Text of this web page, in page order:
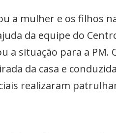
a mulher e os filhos
da equipe do
a situação para a
da casa e
realizaram